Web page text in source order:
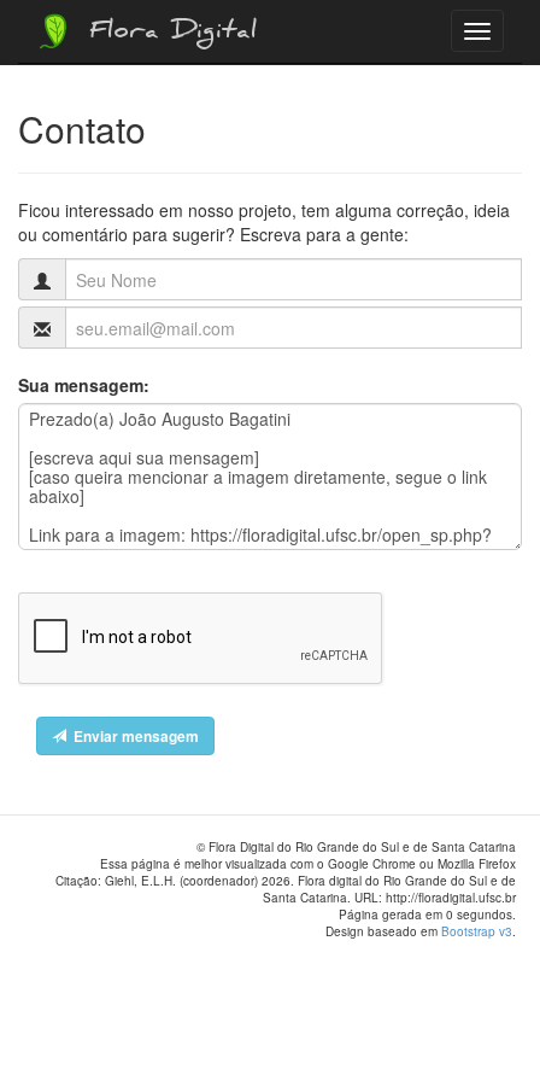
Menu
Flora Digital
Contato
Ficou interessado em nosso projeto, tem alguma correção, ideia
ou comentário para sugerir? Escreva para a gente:
Sua mensagem:
Enviar mensagem
© Flora Digital do Rio Grande do Sul e de Santa Catarina
Essa página é melhor visualizada com o Google Chrome ou Mozilla Firefox
Citação: Giehl, E.L.H. (coordenador) 2026. Flora digital do Rio Grande do Sul e de
Santa Catarina. URL: http://floradigital.ufsc.br
Página gerada em 0 segundos.
Design baseado em Bootstrap v3.